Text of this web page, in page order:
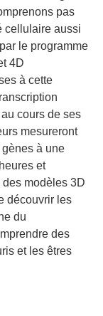
pas
cellulaire aussi
le programme
4D
à cette
cours de ses
mesureront
gènes à une
et
modèles 3D
découvrir les
du
des
et les êtres